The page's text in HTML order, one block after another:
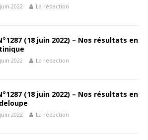
2022 La rédaction
(18 juin 2022) – Nos résultats en
2022 La rédaction
(18 juin 2022) – Nos résultats en
2022 La rédaction